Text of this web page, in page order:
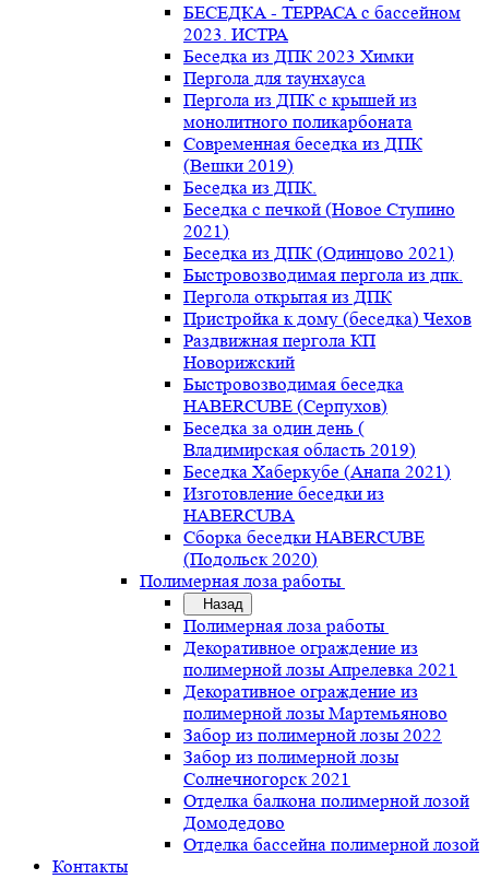
БЕСЕДКА - ТЕРРАСА с бассейном
2023. ИСТРА
Беседка из ДПК 2023 Химки
Пергола для таунхауса
Пергола из ДПК с крышей из
монолитного поликарбоната
Современная беседка из ДПК
(Вешки 2019)
Беседка из ДПК.
Беседка с печкой (Новое Ступино
2021)
Беседка из ДПК (Одинцово 2021)
Быстровозводимая пергола из дпк.
Пергола открытая из ДПК
Пристройка к дому (беседка) Чехов
Раздвижная пергола КП
Новорижский
Быстровозводимая беседка
HABERCUBE (Серпухов)
Беседка за один день (
Владимирская область 2019)
Беседка Хаберкубе (Анапа 2021)
Изготовление беседки из
HABERCUBA
Сборка беседки HABERCUBE
(Подольск 2020)
Полимерная лоза работы
Назад
Полимерная лоза работы
Декоративное ограждение из
полимерной лозы Апрелевка 2021
Декоративное ограждение из
полимерной лозы Мартемьяново
Забор из полимерной лозы 2022
Забор из полимерной лозы
Солнечногорск 2021
Отделка балкона полимерной лозой
Домодедово
Отделка бассейна полимерной лозой
Контакты